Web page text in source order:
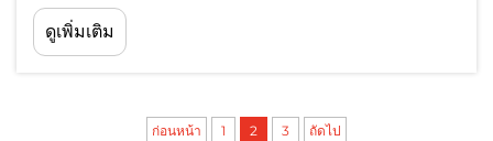
ความสัมพันธ์โดยตรงกับประสิทธิภาพ คุณภาพของผลิตภัณฑ์ และ
เสถียรภาพในการดำเนินงาน ท่ามกลางเครื่องมือยึดที่จำเป็น ไขควงเป็น
ดูเพิ่มเติม
ก่อนหน้า 1 2 3 ถัดไป